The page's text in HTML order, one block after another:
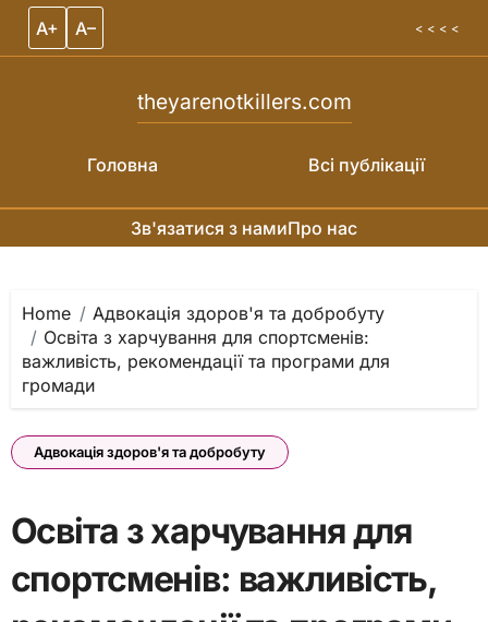
A+ A– < < < <
Головна
theyarenotkillers.com
Всі публікації
Зв'язатися з намиПро нас
Home
Адвокація здоров'я та добробуту
Освіта з харчування для спортсменів:
важливість, рекомендації та програми для
громади
Адвокація здоров'я та добробуту
Освіта з харчування для
спортсменів: важливість,